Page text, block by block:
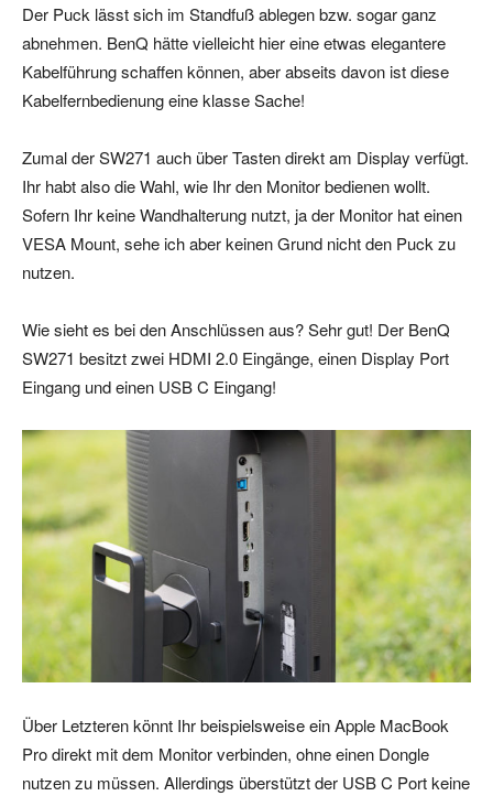
Der Puck lässt sich im Standfuß ablegen bzw. sogar ganz
abnehmen. BenQ hätte vielleicht hier eine etwas elegantere
Kabelführung schaffen können, aber abseits davon ist diese
Kabelfernbedienung eine klasse Sache!
Zumal der SW271 auch über Tasten direkt am Display verfügt.
Ihr habt also die Wahl, wie Ihr den Monitor bedienen wollt.
Sofern Ihr keine Wandhalterung nutzt, ja der Monitor hat einen
VESA Mount, sehe ich aber keinen Grund nicht den Puck zu
nutzen.
Wie sieht es bei den Anschlüssen aus? Sehr gut! Der BenQ
SW271 besitzt zwei HDMI 2.0 Eingänge, einen Display Port
Eingang und einen USB C Eingang!
Über Letzteren könnt Ihr beispielsweise ein Apple MacBook
Pro direkt mit dem Monitor verbinden, ohne einen Dongle
nutzen zu müssen. Allerdings überstützt der USB C Port keine